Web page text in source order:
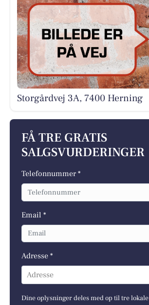
Storgårdvej 3A, 7400 Herning
FÅ TRE GRATIS
SALGSVURDERINGER
Telefonnummer *
Email *
Adresse *
Adresse
Dine oplysninger deles med op til tre lokale